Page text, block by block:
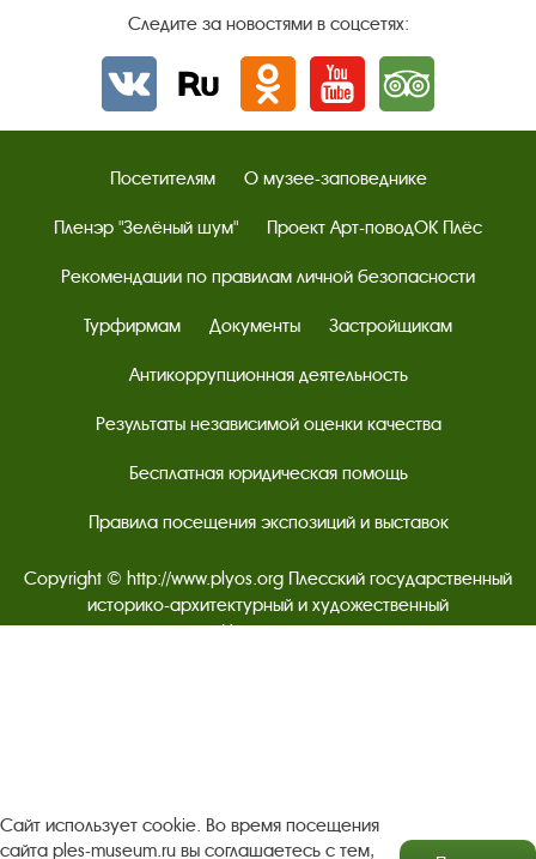
Следите за новостями в соцсетях:
Вконтактеrutube Одноклассники
YouTube Трипадвизор
Посетителям О музее-заповеднике
Пленэр "Зелёный шум" Проект Арт-поводОК Плёс
Рекомендации по правилам личной безопасности
Турфирмам Документы Застройщикам
Антикоррупционная деятельность
Результаты независимой оценки качества
Бесплатная юридическая помощь
Правила посещения экспозиций и выставок
Copyright © http://www.plyos.org Плесский государственный
историко-архитектурный и художественный
музей‑заповедник. Использование и копирование
Политика конфиденциальности
Сайт использует cookie. Во время посещения
сайта ples-museum.ru вы соглашаетесь с тем,